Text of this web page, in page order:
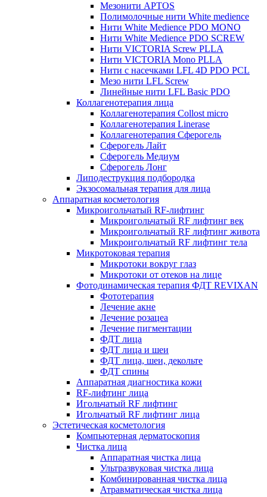
Мезонити APTOS
Полимолочные нити White medience
Нити White Medience PDO MONO
Нити White Medience PDO SCREW
Нити VICTORIA Screw PLLA
Нити VICTORIA Mono PLLA
Нити с насечками LFL 4D PDO PCL
Мезо нити LFL Screw
Линейные нити LFL Basic PDO
Коллагенотерапия лица
Коллагенотерапия Collost micro
Коллагенотерапия Linerase
Коллагенотерапия Сферогель
Сферогель Лайт
Сферогель Медиум
Сферогель Лонг
Липодеструкция подбородка
Экзосомальная терапия для лица
Аппаратная косметология
Микроигольчатый RF-лифтинг
Микроигольчатый RF лифтинг век
Микроигольчатый RF лифтинг живота
Микроигольчатый RF лифтинг тела
Микротоковая терапия
Микротоки вокруг глаз
Микротоки от отеков на лице
Фотодинамическая терапия ФДТ REVIXAN
Фототерапия
Лечение акне
Лечение розацеа
Лечение пигментации
ФДТ лица
ФДТ лица и шеи
ФДТ лица, шеи, декольте
ФДТ спины
Аппаратная диагностика кожи
RF-лифтинг лица
Игольчатый RF лифтинг
Игольчатый RF лифтинг лица
Эстетическая косметология
Компьютерная дерматоскопия
Чистка лица
Аппаратная чистка лица
Ультразвуковая чистка лица
Комбинированная чистка лица
Атравматическая чистка лица